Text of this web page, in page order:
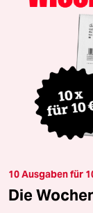
10 Ausgaben für
Die